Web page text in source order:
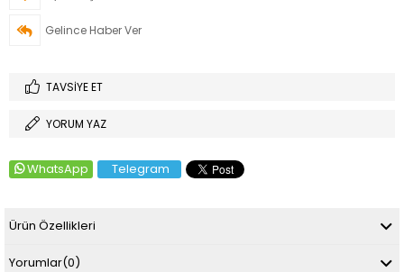
Gelince Haber Ver
TAVSIYE ET
YORUM YAZ
WhatsApp Telegram
Ürün Özellikleri
Yorumlar(0)